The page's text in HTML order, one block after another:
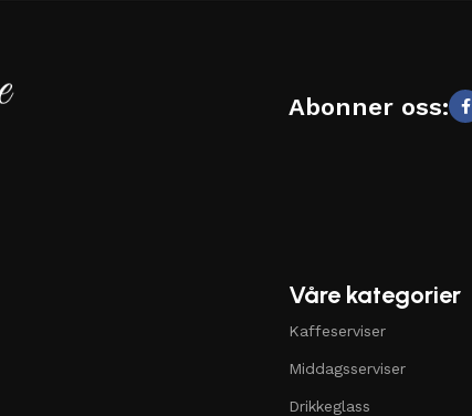
Abonner oss:
Våre kategorier
Kaffeserviser
Middagsserviser
Drikkeglass